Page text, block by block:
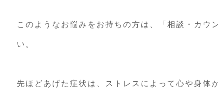
このようなお悩みをお持ちの方は、「相談・カウ
い。
先ほどあげた症状は、ストレスによって心や身体